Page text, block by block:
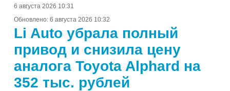
6 августа 2026 10:31
Обновлено: 6 августа 2026 10:32
Li Auto убрала полный
привод и снизила цену
аналога Toyota Alphard на
352 тыс. рублей